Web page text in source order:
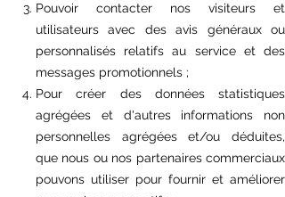
Pouvoir contacter nos visiteurs et
utilisateurs avec des avis généraux ou
personnalisés relatifs au service et des
messages promotionnels ;
Pour créer des données statistiques
agrégées et d'autres informations non
personnelles agrégées et/ou déduites,
que nous ou nos partenaires commerciaux
pouvons utiliser pour fournir et améliorer